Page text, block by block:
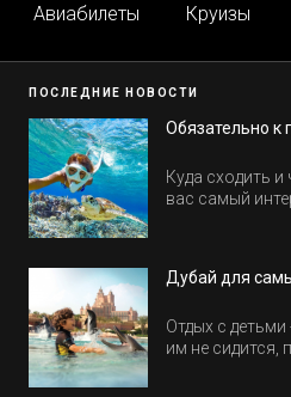
Авиабилеты
Круизы
ПОСЛЕДНИЕ НОВОСТИ
Обязательно к
Куда сходить и
вас самый
Дубай для
Отдых с детьми
им не сидится,